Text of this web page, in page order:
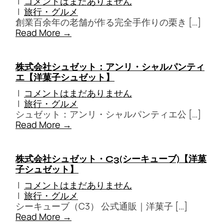
| 旅行・グルメ
創業百余年の老舗が作る完全手作りの栗き […]
Read More →
株式会社シュゼット：アンリ・シャルパンティ
エ【洋菓子シュゼット】
| コメントはまだありません
| 旅行・グルメ
シュゼット：アンリ・シャルパンティエ公 […]
Read More →
株式会社シュゼット・C3(シーキューブ)【洋菓
子シュゼット】
| コメントはまだありません
| 旅行・グルメ
シーキューブ（C3） 公式通販｜洋菓子 […]
Read More →